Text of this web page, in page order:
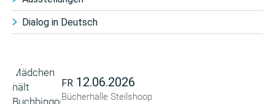
Dialog in Deutsch
FR 12.06.2026
Bücherhalle Steilshoop